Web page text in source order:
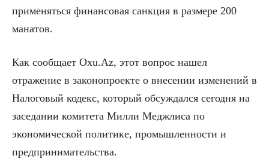
применяться финансовая санкция в размере 200
манатов.
Как сообщает Oxu.Az, этот вопрос нашел
отражение в законопроекте о внесении изменений в
Налоговый кодекс, который обсуждался сегодня на
заседании комитета Милли Меджлиса по
экономической политике, промышленности и
предпринимательства.